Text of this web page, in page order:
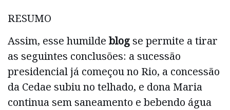
RESUMO
Assim, esse humilde blogse permite a tirar
as seguintes conclusões: a sucessão
presidencial já começou no Rio, a concessão
da Cedae subiu no telhado, e dona Maria
continua sem saneamento e bebendo água